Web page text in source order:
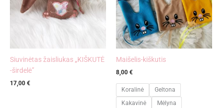
Siuvinėtas žaisliukas „KIŠKUTĖ
-širdelė”
17,00 €
Maišelis-kiškutis
8,00 €
Koralinė
Geltona
Kakavinė
Mėlyna